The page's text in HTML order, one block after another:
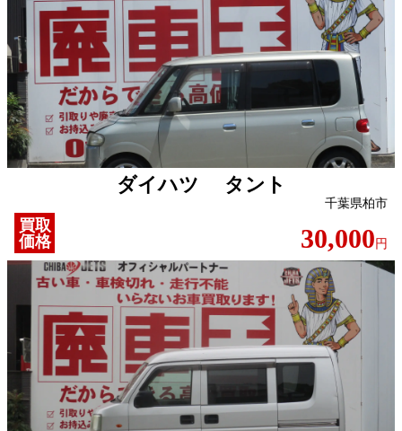
ダイハツ タント
千葉県柏市
買取
価格
30,000 円